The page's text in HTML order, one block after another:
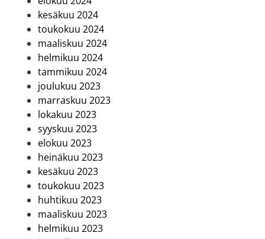
kesäkuu 2024
toukokuu 2024
maaliskuu 2024
helmikuu 2024
tammikuu 2024
joulukuu 2023
marraskuu 2023
lokakuu 2023
syyskuu 2023
elokuu 2023
heinäkuu 2023
kesäkuu 2023
toukokuu 2023
huhtikuu 2023
maaliskuu 2023
helmikuu 2023